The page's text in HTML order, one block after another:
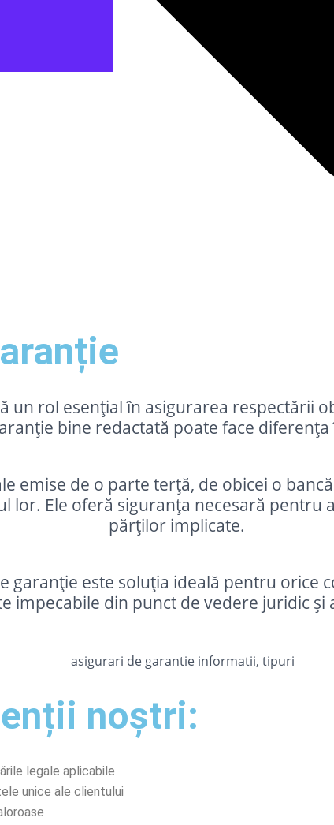
un rol esențial în asigurarea respectării
bine redactată poate face diferența
emise de o parte terță, de obicei o
Ele oferă siguranța necesară
părților implicate.
este soluția ideală pentru orice
impecabile din punct de vedere juridic
noștri:
legale aplicabile
unice ale clientului